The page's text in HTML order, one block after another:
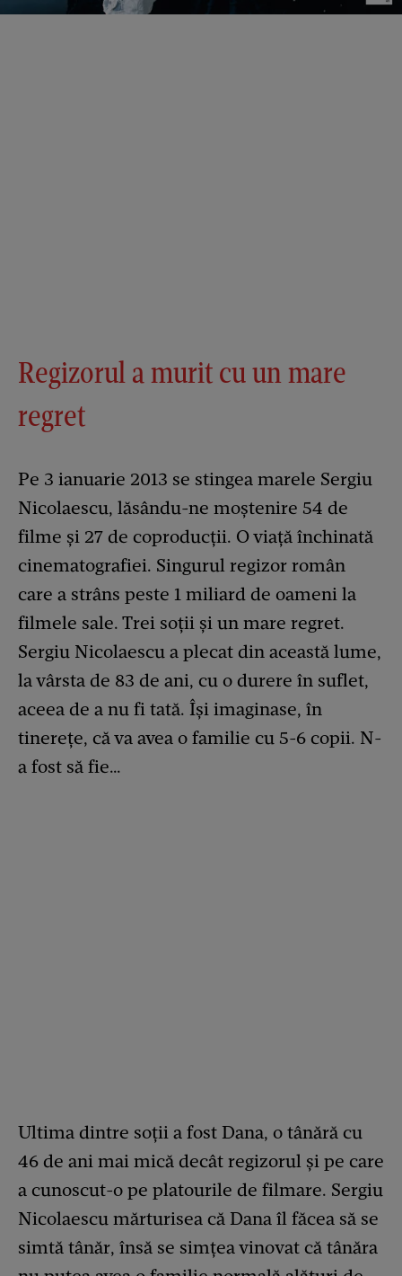
Regizorul a murit cu un mare
regret
Pe 3 ianuarie 2013 se stingea marele Sergiu
Nicolaescu, lăsându-ne moștenire 54 de
filme și 27 de coproducții. O viață închinată
cinematografiei. Singurul regizor român
care a strâns peste 1 miliard de oameni la
filmele sale. Trei soții și un mare regret.
Sergiu Nicolaescu a plecat din această lume,
la vârsta de 83 de ani, cu o durere în suflet,
aceea de a nu fi tată. Își imaginase, în
tinerețe, că va avea o familie cu 5-6 copii. N-
a fost să fie…
Ultima dintre soții a fost Dana, o tânără cu
46 de ani mai mică decât regizorul și pe care
a cunoscut-o pe platourile de filmare. Sergiu
Nicolaescu mărturisea că Dana îl făcea să se
simtă tânăr, însă se simțea vinovat că tânăra